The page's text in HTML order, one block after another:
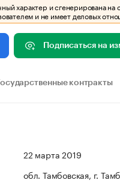
характер и сгенерирована на
и не имеет деловых
Подписаться на
Государственные контракты
22 марта 2019
обл. Тамбовская, г.